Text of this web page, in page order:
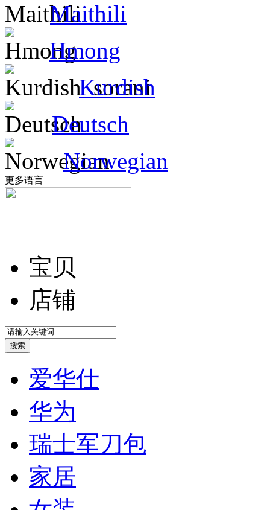
Maithili
Hmong
Kurdish
Deutsch
Norwegian
更多语言
宝贝
店铺
爱华仕
华为
瑞士军刀包
家居